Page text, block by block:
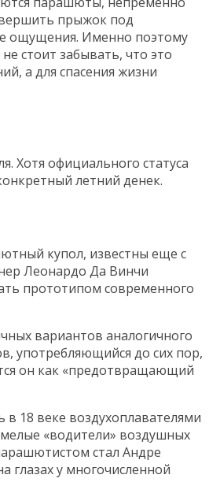
прыжок под
ощущения. Именно поэтому
стоит забывать, что это
а для спасения жизни
Хотя официального статуса
летний денек.
купол, известны еще с
Леонардо Да Винчи
прототипом современного
вариантов аналогичного
употребляющийся до сих пор,
он как «предотвращающий
18 веке воздухоплавателями
«водители» воздушных
стал Андре
глазах у многочисленной